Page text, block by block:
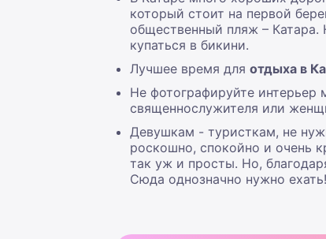
который стоит на первой
общественный пляж –
купаться в бикини.
Лучшее время для отдыха в
Не фотографируйте интерьер
священнослужителя или
Девушкам - туристкам, не
роскошно, спокойно и очень
так уж и просты. Но,
Сюда однозначно нужно ехать!